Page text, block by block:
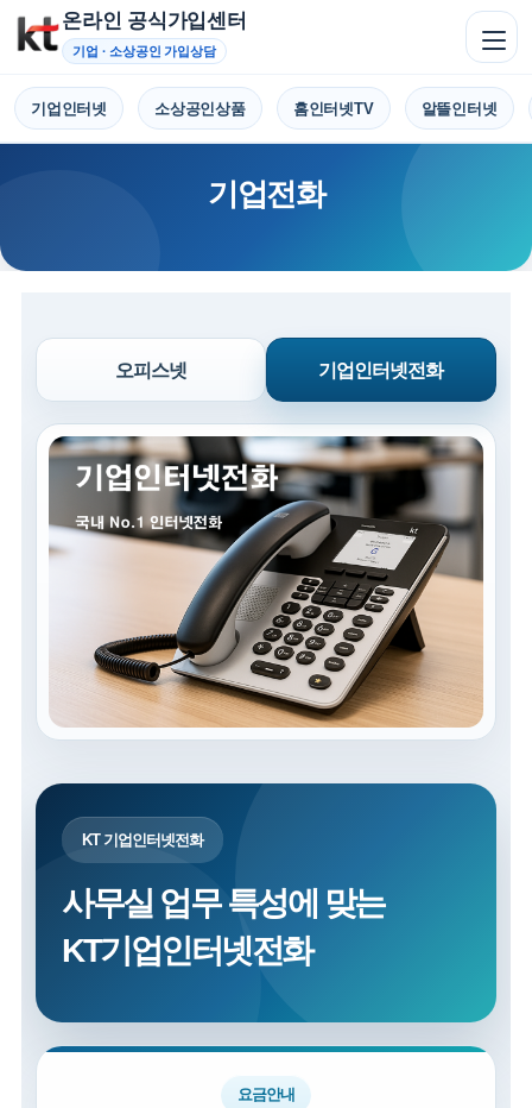
온라인 공식가입센터
기업 · 소상공인 가입상담
기업인터넷 소상공인상품 홈인터넷TV 알뜰인터넷
기업전화
오피스넷 기업인터넷전화
KT 기업인터넷전화
사무실 업무 특성에 맞는
KT기업인터넷전화
요금안내